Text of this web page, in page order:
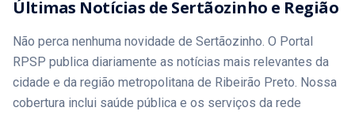
Últimas Notícias de Sertãozinho e Região
Não perca nenhuma novidade de Sertãozinho. O Portal
RPSP publica diariamente as notícias mais relevantes da
cidade e da região metropolitana de Ribeirão Preto. Nossa
cobertura inclui saúde pública e os serviços da rede